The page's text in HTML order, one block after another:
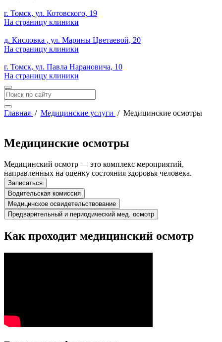
г. Томск, ул. Котовского, 19
На страницу клиники
д. Кисловка , ул. Марины Цветаевой, 20
На страницу клиники
г. Томск, ул. Павла Нарановича, 10
На страницу клиники
Главная / Медицинские услуги / Медицинские осмотры
Медицинские осмотры
Медицинский осмотр — это комплекс мероприятий,
направленных на оценку состояния здоровья человека.
Записаться
Водительская комиссия
Медицинское освидетельствование
Предварительный и периодический мед. осмотр
Как проходит медицинский осмотр